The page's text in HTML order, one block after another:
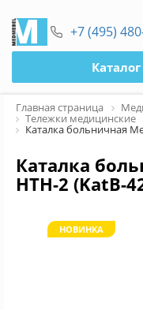
+7 (495)
Каталог
Главная страница
Тележки медицинские
Каталка больничная
Каталка
НТH-2 (KatB-
НОВИНКА